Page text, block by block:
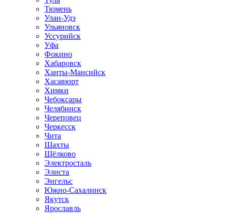
Тюмень
Улан-Удэ
Ульяновск
Уссурийск
Уфа
Фокино
Хабаровск
Ханты-Мансийск
Хасавюрт
Химки
Чебоксары
Челябинск
Череповец
Черкесск
Чита
Шахты
Щёлково
Электросталь
Элиста
Энгельс
Южно-Сахалинск
Якутск
Ярославль